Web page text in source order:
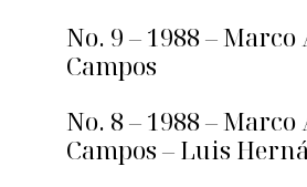
No. 9 – 1988 –
Campos
No. 8 – 1988 –
Campos – Luis